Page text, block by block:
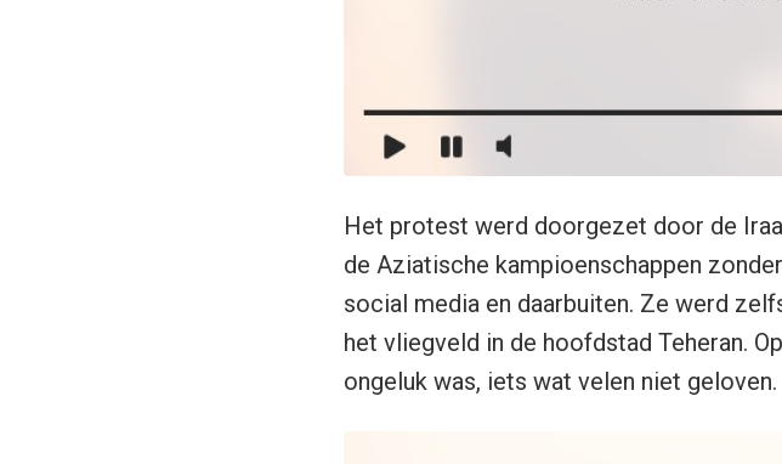
Het protest werd doorgezet door de
de Aziatische kampioenschappen
social media en daarbuiten. Ze werd
het vliegveld in de hoofdstad Teheran.
ongeluk was, iets wat velen niet geloven.